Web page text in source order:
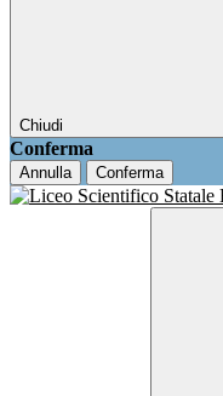
Chiudi
Conferma
Annulla Conferma